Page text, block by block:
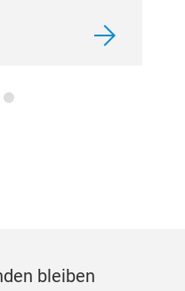
bleiben